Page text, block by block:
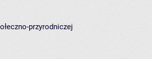
przyrodniczej